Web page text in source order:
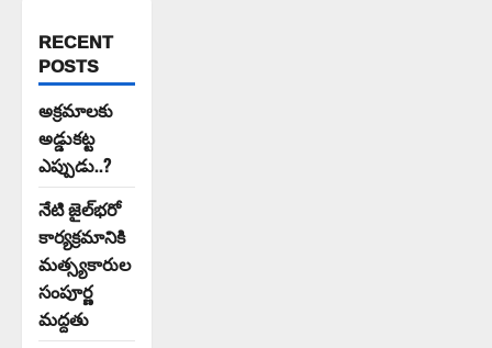
RECENT
POSTS
అక్రమాలకు
అడ్డుకట్ట
ఎప్పుడు..?
నేటి జైల్‌భరో
కార్యక్రమానికి
మత్స్యకారుల
సంపూర్ణ
మద్దతు